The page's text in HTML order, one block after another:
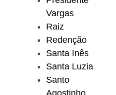
Vargas
Raiz
Redenção
Santa Inês
Santa Luzia
Santo
Agostinho